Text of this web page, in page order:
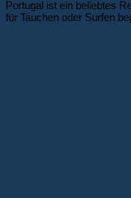
Portugal ist ein beliebtes
für Tauchen oder Surfen